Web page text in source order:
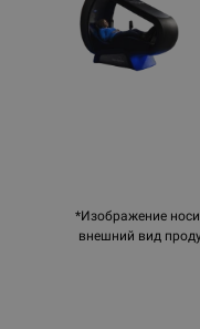
*Изображение
внешний вид